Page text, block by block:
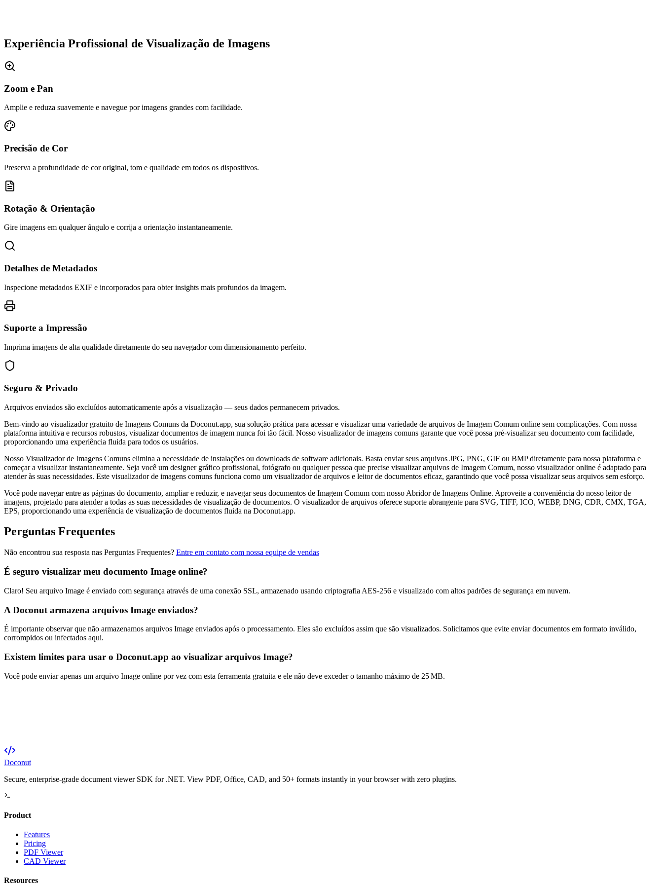
Experiência Profissional de Visualização de Imagens
Zoom e Pan
Amplie e reduza suavemente e navegue por imagens grandes com facilidade.
Precisão de Cor
Preserva a profundidade de cor original, tom e qualidade em todos os dispositivos.
Rotação & Orientação
Gire imagens em qualquer ângulo e corrija a orientação instantaneamente.
Detalhes de Metadados
Inspecione metadados EXIF e incorporados para obter insights mais profundos da imagem.
Suporte a Impressão
Imprima imagens de alta qualidade diretamente do seu navegador com dimensionamento perfeito.
Seguro & Privado
Arquivos enviados são excluídos automaticamente após a visualização — seus dados permanecem privados.
Bem-vindo ao visualizador gratuito de Imagens Comuns da Doconut.app, sua solução prática para acessar e visualizar uma variedade de arquivos de Imagem Comum online sem complicações. Com nossa
plataforma intuitiva e recursos robustos, visualizar documentos de imagem nunca foi tão fácil. Nosso visualizador de imagens comuns garante que você possa pré-visualizar seu documento com facilidade,
proporcionando uma experiência fluida para todos os usuários.
Nosso Visualizador de Imagens Comuns elimina a necessidade de instalações ou downloads de software adicionais. Basta enviar seus arquivos JPG, PNG, GIF ou BMP diretamente para nossa plataforma e
começar a visualizar instantaneamente. Seja você um designer gráfico profissional, fotógrafo ou qualquer pessoa que precise visualizar arquivos de Imagem Comum, nosso visualizador online é adaptado para
atender às suas necessidades. Este visualizador de imagens comuns funciona como um visualizador de arquivos e leitor de documentos eficaz, garantindo que você possa visualizar seus arquivos sem esforço.
Você pode navegar entre as páginas do documento, ampliar e reduzir, e navegar seus documentos de Imagem Comum com nosso Abridor de Imagens Online. Aproveite a conveniência do nosso leitor de
imagens, projetado para atender a todas as suas necessidades de visualização de documentos. O visualizador de arquivos oferece suporte abrangente para SVG, TIFF, ICO, WEBP, DNG, CDR, CMX, TGA,
EPS, proporcionando uma experiência de visualização de documentos fluida na Doconut.app.
Perguntas Frequentes
Não encontrou sua resposta nas Perguntas Frequentes? Entre em contato com nossa equipe de vendas
É seguro visualizar meu documento Image online?
Claro! Seu arquivo Image é enviado com segurança através de uma conexão SSL, armazenado usando criptografia AES-256 e visualizado com altos padrões de segurança em nuvem.
A Doconut armazena arquivos Image enviados?
É importante observar que não armazenamos arquivos Image enviados após o processamento. Eles são excluídos assim que são visualizados. Solicitamos que evite enviar documentos em formato inválido,
corrompidos ou infectados aqui.
Existem limites para usar o Doconut.app ao visualizar arquivos Image?
Você pode enviar apenas um arquivo Image online por vez com esta ferramenta gratuita e ele não deve exceder o tamanho máximo de 25 MB.
Doconut
Secure, enterprise-grade document viewer SDK for .NET. View PDF, Office, CAD, and 50+ formats instantly in your browser with zero plugins.
Product
Features
Pricing
PDF Viewer
CAD Viewer
Resources